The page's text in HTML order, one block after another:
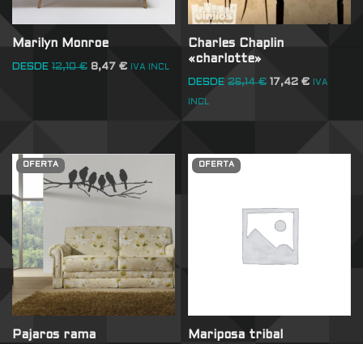
Marilyn Monroe
DESDE 12,10€ 8,47 € IVA INCL
Charles Chaplin
«charlotte»
DESDE 26,14€ 17,42€ IVA
INCL
OFERTA
Pajaros rama
OFERTA
Mariposa tribal